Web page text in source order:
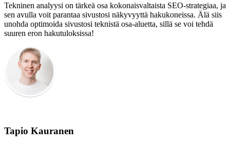
Tekninen analyysi on tärkeä osa kokonaisvaltaista SEO-strategiaa, ja
sen avulla voit parantaa sivustosi näkyvyyttä hakukoneissa. Älä siis
unohda optimoida sivustosi teknistä osa-aluetta, sillä se voi tehdä
suuren eron hakutuloksissa!
Tapio Kauranen